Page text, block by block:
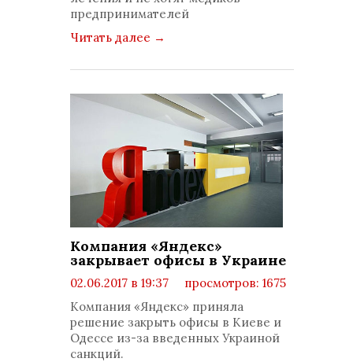
предпринимателей
Читать далее →
Компания «Яндекс»
закрывает офисы в Украине
02.06.2017 в 19:37
просмотров: 1675
комментариев: 0
Компания «Яндекс» приняла
решение закрыть офисы в Киеве и
Одессе из-за введенных Украиной
санкций.